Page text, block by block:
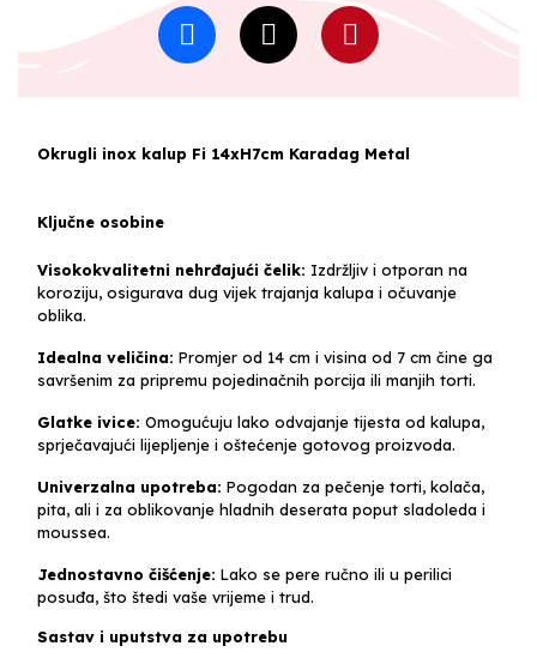
Okrugli inox kalup Fi 14xH7cm Karadag Metal
Ključne osobine
Visokokvalitetni nehrđajući čelik: Izdržljiv i otporan na
koroziju, osigurava dug vijek trajanja kalupa i očuvanje
oblika.
Idealna veličina: Promjer od 14 cm i visina od 7 cm čine ga
savršenim za pripremu pojedinačnih porcija ili manjih torti.
Glatke ivice: Omogućuju lako odvajanje tijesta od kalupa,
sprječavajući lijepljenje i oštećenje gotovog proizvoda.
Univerzalna upotreba: Pogodan za pečenje torti, kolača,
pita, ali i za oblikovanje hladnih deserata poput sladoleda i
moussea.
Jednostavno čišćenje: Lako se pere ručno ili u perilici
posuđa, što štedi vaše vrijeme i trud.
Sastav i uputstva za upotrebu